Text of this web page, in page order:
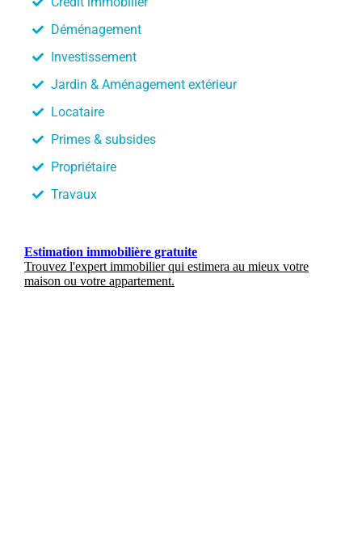
Déménagement
Investissement
Jardin & Aménagement extérieur
Locataire
Primes & subsides
Propriétaire
Travaux